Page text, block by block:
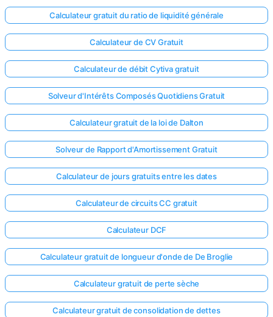
Calculateur gratuit du ratio de liquidité générale
Calculateur de CV Gratuit
Calculateur de débit Cytiva gratuit
Solveur d'Intérêts Composés Quotidiens Gratuit
Calculateur gratuit de la loi de Dalton
Solveur de Rapport d'Amortissement Gratuit
Calculateur de jours gratuits entre les dates
Calculateur de circuits CC gratuit
Calculateur DCF
Calculateur gratuit de longueur d'onde de De Broglie
Calculateur gratuit de perte sèche
Calculateur gratuit de consolidation de dettes